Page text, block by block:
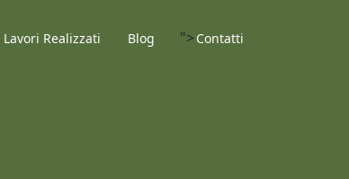
Lavori Realizzati Blog "> Contatti